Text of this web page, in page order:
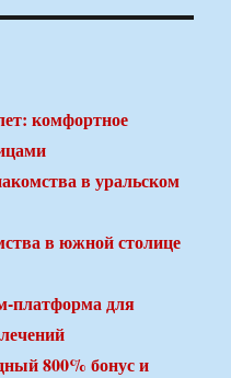
комфортное
в уральском
в южной столице
платформа для
800% бонус и